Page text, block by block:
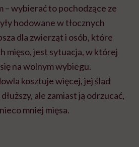
– wybierać to pochodzące ze
hodowane w tłocznych
dla zwierząt i osób, które
mięso, jest sytuacja, w której
na wolnym wybiegu.
kosztuje więcej, jej ślad
ale zamiast ją odrzucać,
mniej mięsa.